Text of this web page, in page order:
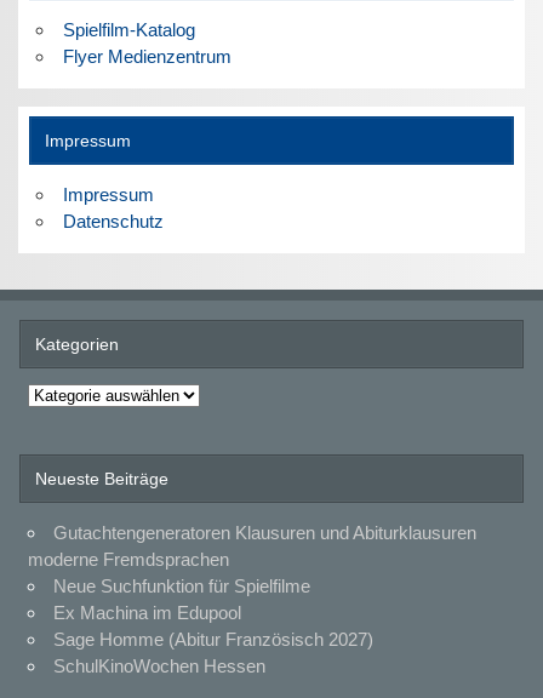
Spielfilm-Katalog
Flyer Medienzentrum
Impressum
Impressum
Datenschutz
Kategorien
Kategorien
Neueste Beiträge
Gutachtengeneratoren Klausuren und Abiturklausuren
moderne Fremdsprachen
Neue Suchfunktion für Spielfilme
Ex Machina im Edupool
Sage Homme (Abitur Französisch 2027)
SchulKinoWochen Hessen